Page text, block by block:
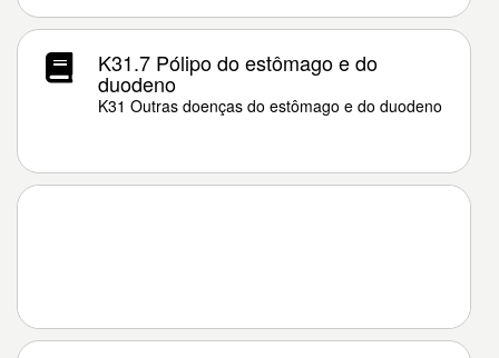
K31.7 Pólipo do estômago e do
duodeno
K31 Outras doenças do estômago e do duodeno